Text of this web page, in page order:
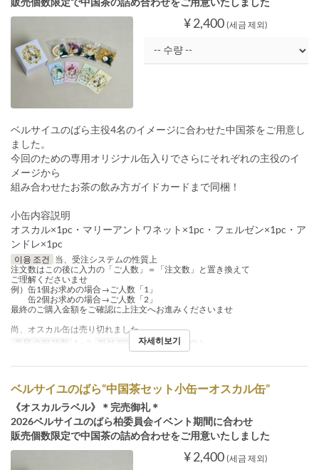
¥ 2,400 (세금 제외)
ベルサイユのばら主役4名のイメージに合わせた中国茶をご用意し
ました。
今回のための専用オリジナル缶入りでさらにそれぞれの主役のイ
メージから
組み合わせたお茶の飲み方ガイドカードまで同梱！
小缶内容説明
オスカル×1pc・マリーアントワネット×1pc・フェルゼン×1pc・ア
ンドレ×1pc
이용 조건
当、受注システムの性質上
注文数はこの後に入力の「ご人数」＝「注文数」と置き換えて
ご理解くださいませ
例）缶1個お求めの場合→ご人数「1」
缶2個お求めの場合→ご人数「2」
最終のご購入金額をご確認に上注文へお進みくださいませ
尚、オスカル缶は売り切れました
주문 수량 제한
1 ~ 2 좌석 카테고리 テイクアウト
자세히보기
ベルサイユのばら“中国茶セット小缶ーオスカル缶”
《オスカルラベル》＊完売御礼＊
2026ベルサイユのばら柏委員会イベント期間に合わせ
販売個数限定で中国茶の詰め合わせをご用意いたしました
¥ 2,400 (세금 제외)